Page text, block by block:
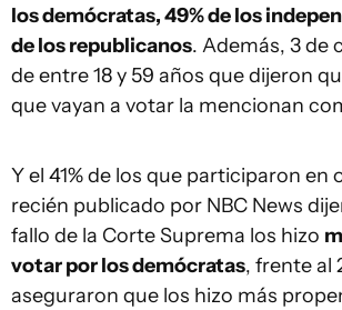
los demócratas, 49% de los
de los republicanos. Además, 3 de
de entre 18 y 59 años que dijeron
que vayan a votar la mencionan
Y el 41% de los que participaron en
recién publicado por NBC News
fallo de la Corte Suprema los hizo
votar por los demócratas, frente al
aseguraron que los hizo más